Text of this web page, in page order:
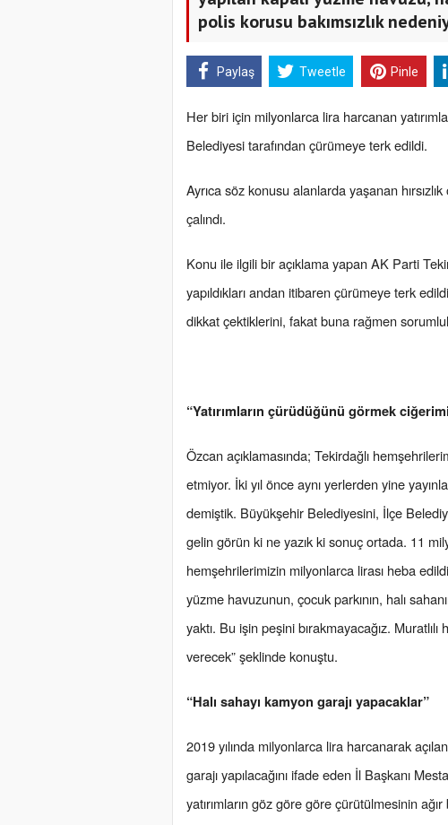
polis korusu bakımsızlık
Paylaş Tweetle Pinle
Her biri için milyonlarca lira harcanan
Belediyesi tarafından çürümeye terk edildi.
Ayrıca söz konusu alanlarda yaşanan
çalındı.
Konu ile ilgili bir açıklama yapan AK Parti
yapıldıkları andan itibaren çürümeye terk
dikkat çektiklerini, fakat buna rağmen
“Yatırımların çürüdüğünü görmek
Özcan açıklamasında; Tekirdağlı
etmiyor. İki yıl önce aynı yerlerden yine
demiştik. Büyükşehir Belediyesini, İlçe
gelin görün ki ne yazık ki sonuç ortada. 11
hemşehrilerimizin milyonlarca lirası heba
yüzme havuzunun, çocuk parkının, halı
yaktı. Bu işin peşini bırakmayacağız.
verecek” şeklinde konuştu.
“Halı sahayı kamyon garajı yapacaklar”
2019 yılında milyonlarca lira harcanarak
garajı yapılacağını ifade eden İl Başkanı
yatırımların göz göre göre çürütülmesinin